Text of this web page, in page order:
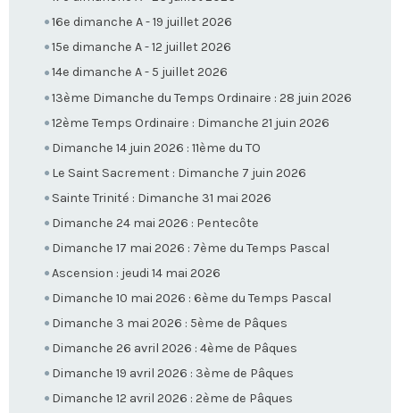
16e dimanche A - 19 juillet 2026
15e dimanche A - 12 juillet 2026
14e dimanche A - 5 juillet 2026
13ème Dimanche du Temps Ordinaire : 28 juin 2026
12ème Temps Ordinaire : Dimanche 21 juin 2026
Dimanche 14 juin 2026 : 11ème du TO
Le Saint Sacrement : Dimanche 7 juin 2026
Sainte Trinité : Dimanche 31 mai 2026
Dimanche 24 mai 2026 : Pentecôte
Dimanche 17 mai 2026 : 7ème du Temps Pascal
Ascension : jeudi 14 mai 2026
Dimanche 10 mai 2026 : 6ème du Temps Pascal
Dimanche 3 mai 2026 : 5ème de Pâques
Dimanche 26 avril 2026 : 4ème de Pâques
Dimanche 19 avril 2026 : 3ème de Pâques
Dimanche 12 avril 2026 : 2ème de Pâques